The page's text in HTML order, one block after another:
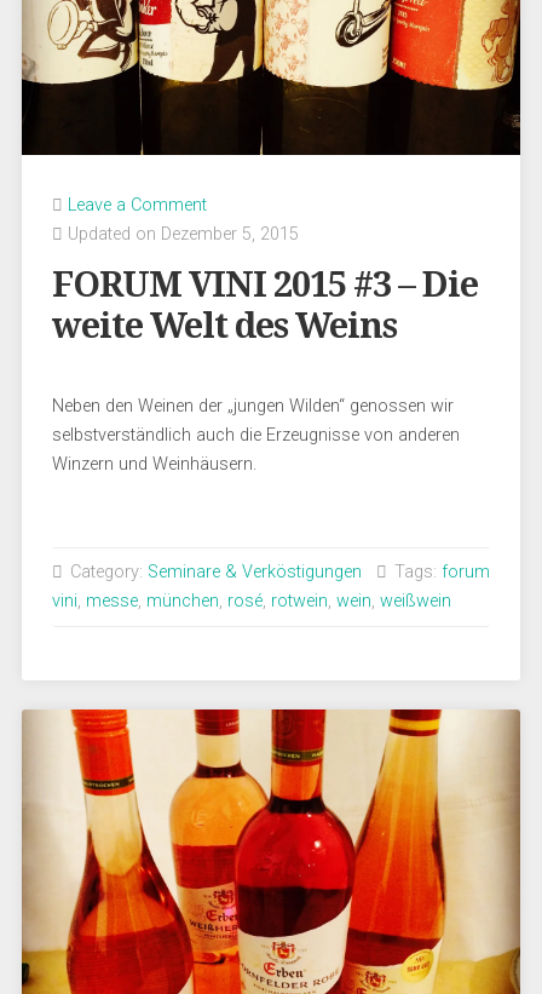
Leave a Comment
Updated on Dezember 5, 2015
FORUM VINI 2015 #3 – Die
weite Welt des Weins
Neben den Weinen der „jungen Wilden“ genossen wir
selbstverständlich auch die Erzeugnisse von anderen
Winzern und Weinhäusern.
Category: Seminare & Verköstigungen Tags: forum
vini, messe, münchen, rosé, rotwein, wein, weißwein